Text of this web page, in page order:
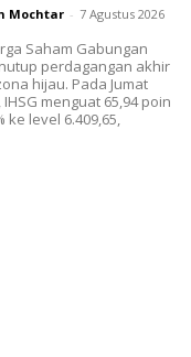
Mochtar - 7 Agustus 2026
Saham Gabungan
perdagangan akhir
hijau. Pada Jumat
IHSG menguat 65,94 poin
ke level 6.409,65,